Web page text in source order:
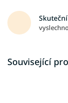
Související